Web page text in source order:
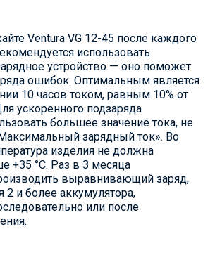
Ventura VG 12-45 после каждого
использовать
устройство — оно поможет
ошибок. Оптимальным является
10 часов током, равным 10% от
ускоренного подзаряда
большее значение тока, не
зарядный ток». Во
изделия не должна
+35 °C. Раз в 3 месяца
выравнивающий заряд,
2 и более аккумулятора,
или после